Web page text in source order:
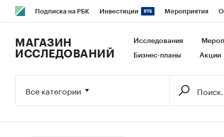
Подписка на РБК Инвестиции Мероприятия
Исследования Кредитные рейтинги Франшизы
МАГАЗИН
ИССЛЕДОВАНИЙ
Исследования
Бизнес-планы Акции
Все категории